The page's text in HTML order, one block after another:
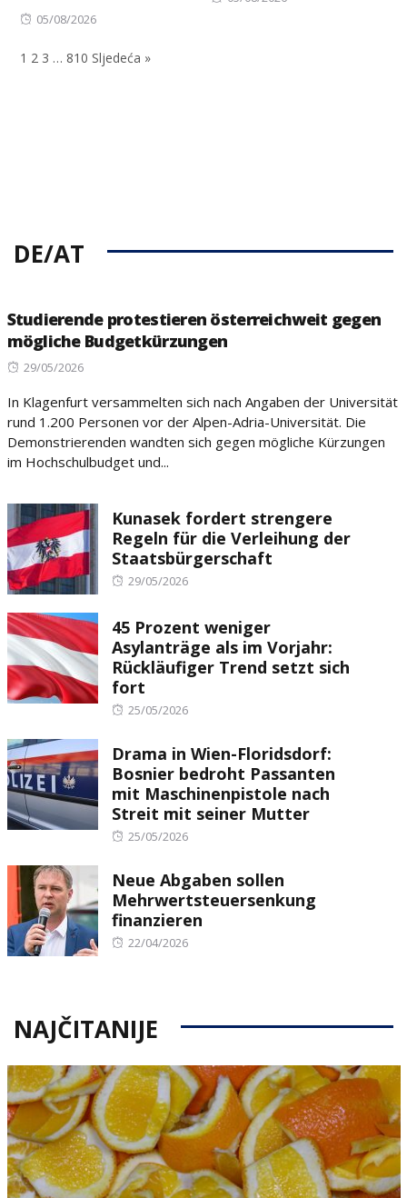
Posted
05/08/2026
1 2 3 … 810 Sljedeća »
DE/AT
Studierende protestieren österreichweit gegen
mögliche Budgetkürzungen
Posted
29/05/2026
In Klagenfurt versammelten sich nach Angaben der Universität
rund 1.200 Personen vor der Alpen-Adria-Universität. Die
Demonstrierenden wandten sich gegen mögliche Kürzungen
im Hochschulbudget und...
Kunasek fordert strengere
Regeln für die Verleihung der
Staatsbürgerschaft
Posted
29/05/2026
45 Prozent weniger
Asylanträge als im Vorjahr:
Rückläufiger Trend setzt sich
fort
Posted
25/05/2026
Drama in Wien-Floridsdorf:
Bosnier bedroht Passanten
mit Maschinenpistole nach
Streit mit seiner Mutter
Posted
25/05/2026
Neue Abgaben sollen
Mehrwertsteuersenkung
finanzieren
Posted
22/04/2026
NAJČITANIJE